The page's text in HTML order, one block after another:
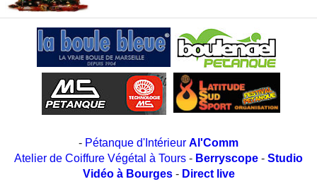
- Pétanque d'Intérieur Al'Comm
Atelier de Coiffure Végétal à Tours - Berryscope - Studio
Vidéo à Bourges- Direct live